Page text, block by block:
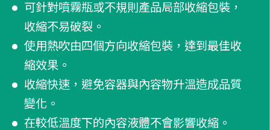
可針對噴霧瓶或不規則產品局部收縮包裝，
收縮不易破裂。
使用熱吹由四個方向收縮包裝，達到最佳收
縮效果。
收縮快速，避免容器與內容物升溫造成品質
變化。
在較低溫度下的內容液體不會影響收縮。